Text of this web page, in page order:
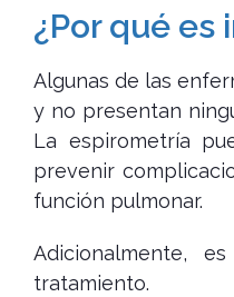
¿Por qué
Algunas de las
y no presentan
La espirometría
prevenir
función pulmonar.
Adicionalmente,
tratamiento.